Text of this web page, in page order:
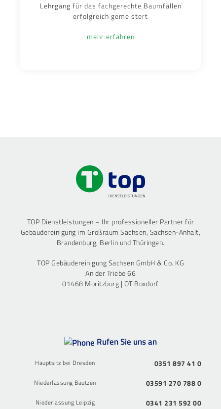
Lehrgang für das fachgerechte Baumfällen
erfolgreich gemeistert
mehr erfahren
TOP Dienstleistungen – Ihr professioneller Partner für
Gebäudereinigung im Großraum Sachsen, Sachsen-Anhalt,
Brandenburg, Berlin und Thüringen.
TOP Gebäudereinigung Sachsen GmbH & Co. KG
An der Triebe 66
01468 Moritzburg | OT Boxdorf
Rufen Sie uns an
Hauptsitz bei Dresden 0351 897 41 0
Niederlassung Bautzen 03591 270 788 0
Niederlassung Leipzig 0341 231 592 00